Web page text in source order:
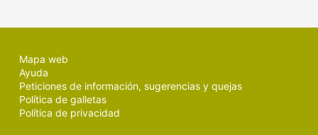
Mapa web
Ayuda
Peticiones de información, sugerencias y quejas
Política de galletas
Política de privacidad